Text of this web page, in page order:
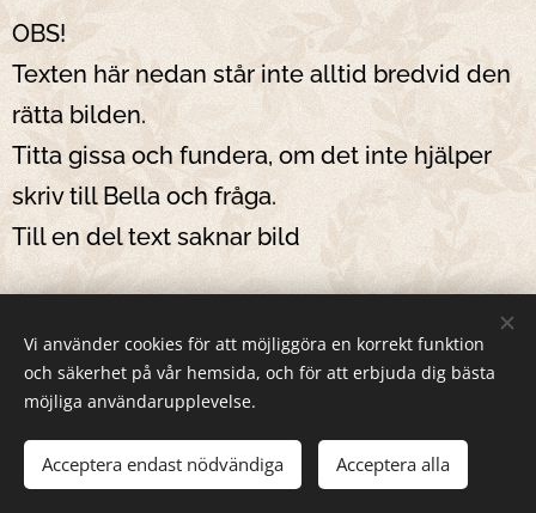
OBS!
Texten här nedan står inte alltid bredvid den
rätta bilden.
Titta gissa och fundera, om det inte hjälper
skriv till Bella och fråga.
Till en del text saknar bild
En låda med blandade Diminishing cards (flera
versioner)
Tidningstrick 3 tidningar och lösa delar (viks
Vi använder cookies för att möjliggöra en korrekt funktion
och säkerhet på vår hemsida, och för att erbjuda dig bästa
möjliga användarupplevelse.
Acceptera endast nödvändiga Acceptera alla